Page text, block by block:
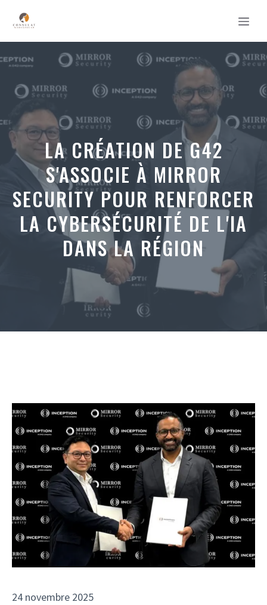
contenu
LA CRÉATION DE G42
S'ASSOCIE À MIRROR
SECURITY POUR RENFORCER
LA CYBERSÉCURITÉ DE L'IA
DANS LA RÉGION
24 novembre 2025